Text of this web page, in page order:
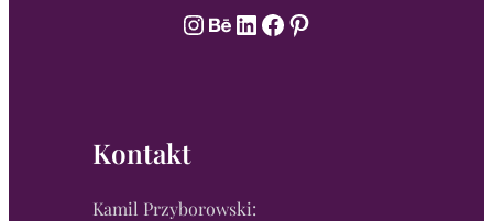
InstagramBehance LinkedIn Facebook Pinterest
Kontakt
Kamil Przyborowski: